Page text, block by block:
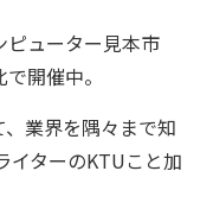
ューター見本市
開催中。
業界を隅々まで知
イターのKTUこと加